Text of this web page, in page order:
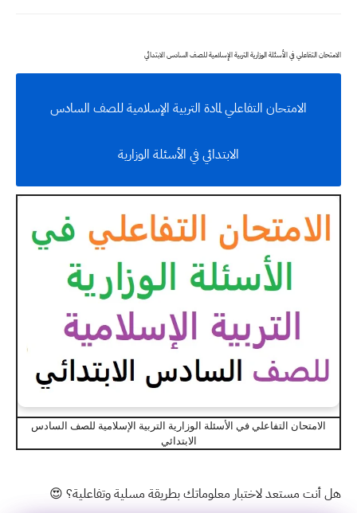
الامتحان التفاعلي في الأسئلة الوزارية التربية الإسلامية للصف السادس الابتدائي
الامتحان التفاعلي لمادة التربية الإسلامية للصف السادس
الابتدائي في الأسئلة الوزارية
الامتحان التفاعلي في الأسئلة الوزارية التربية الإسلامية للصف السادس
الابتدائي
هل أنت مستعد لاختبار معلوماتك بطريقة مسلية وتفاعلية؟ 😍